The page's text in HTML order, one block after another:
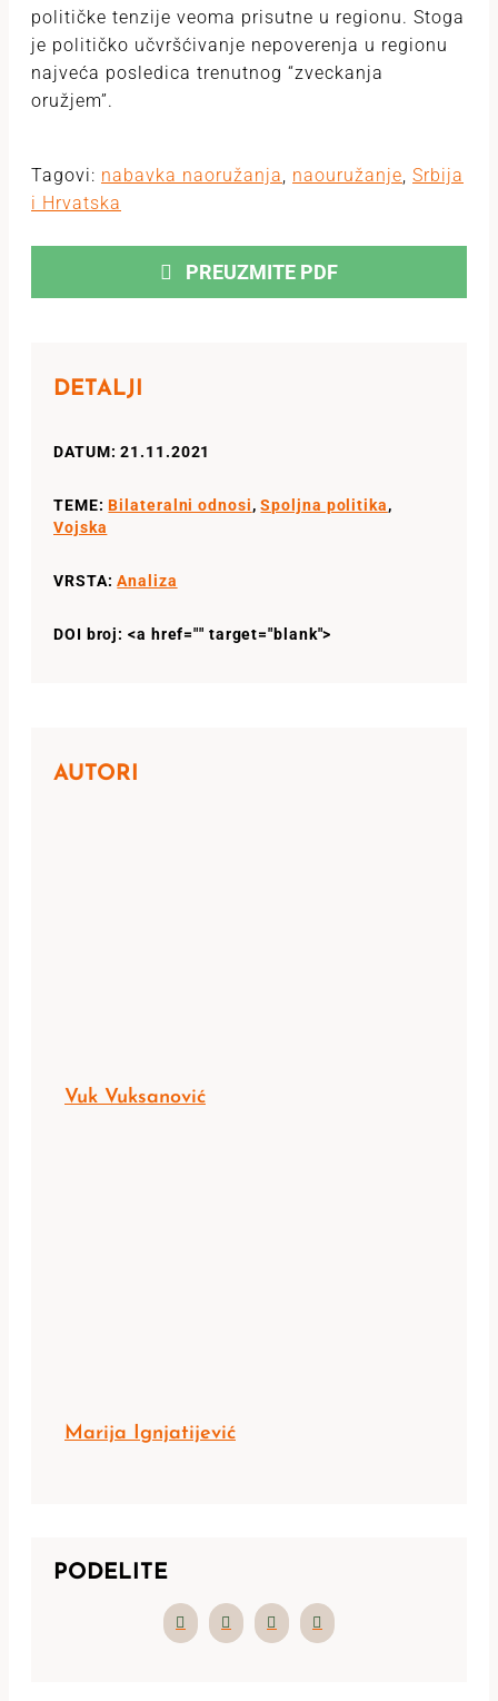
političke tenzije veoma prisutne u regionu. Stoga
je političko učvršćivanje nepoverenja u regionu
najveća posledica trenutnog “zveckanja
oružjem”.
Tagovi: nabavka naoružanja, naouružanje, Srbija
i Hrvatska
PREUZMITE PDF
DETALJI
DATUM: 21.11.2021
TEME:Bilateralni odnosi,Spoljna politika,
Vojska
VRSTA:Analiza
DOI broj: <a href="" target="blank">
AUTORI
Vuk Vuksanović
Marija Ignjatijević
PODELITE